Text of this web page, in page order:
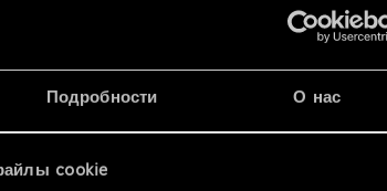
Подробности О нас
cookie